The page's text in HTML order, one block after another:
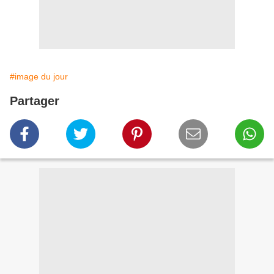
#image du jour
Partager